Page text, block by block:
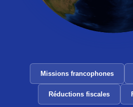
Missions francophones
Réductions fiscales